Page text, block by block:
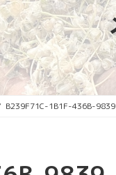
B239F71C-1B1F-436B-